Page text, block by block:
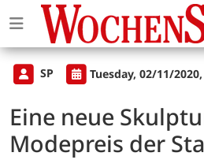
SP Tuesday, 02/11/
Eine neue
Modepreis der